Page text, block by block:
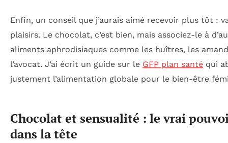
Enfin, un conseil que j’aurais aimé recevoir plus tôt :
plaisirs. Le chocolat, c’est bien, mais associez-le à
aliments aphrodisiaques comme les huîtres, les
l’avocat. J’ai écrit un guide sur le GFP plan santé qui
justement l’alimentation globale pour le bien-être
Chocolat et sensualité : le vrai
dans la tête